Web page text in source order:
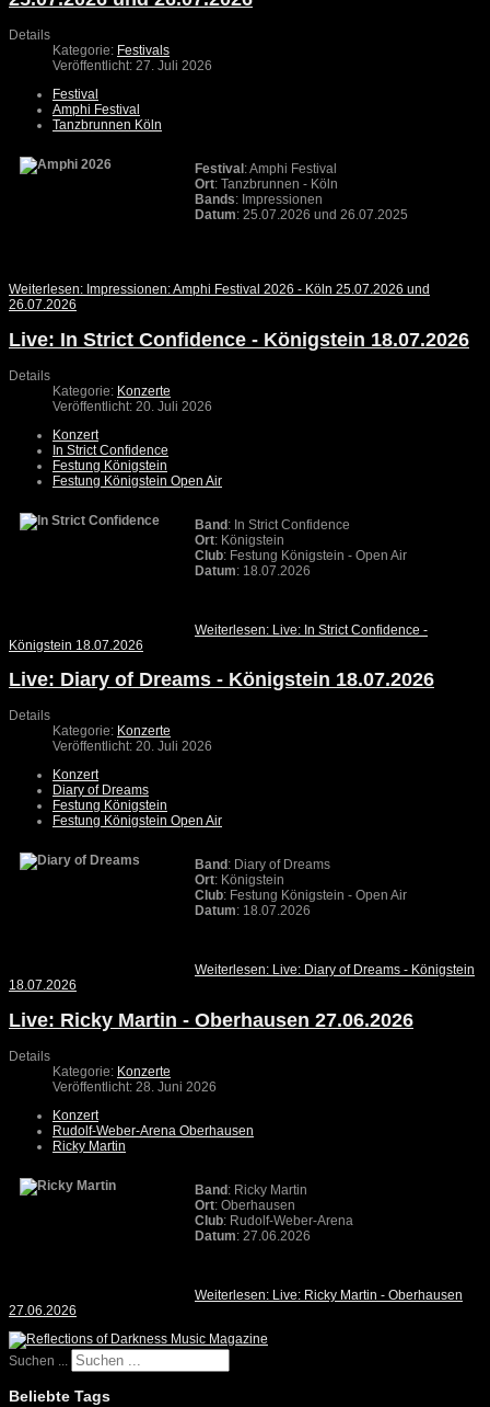
Details
Kategorie: Festivals
Veröffentlicht: 27. Juli 2026
Festival
Amphi Festival
Tanzbrunnen Köln
Festival: Amphi Festival
Ort: Tanzbrunnen - Köln
Bands: Impressionen
Datum: 25.07.2026 und 26.07.2025
Weiterlesen: Impressionen: Amphi Festival 2026 - Köln 25.07.2026 und
26.07.2026
Live: In Strict Confidence - Königstein 18.07.2026
Details
Kategorie: Konzerte
Veröffentlicht: 20. Juli 2026
Konzert
In Strict Confidence
Festung Königstein
Festung Königstein Open Air
Band: In Strict Confidence
Ort: Königstein
Club: Festung Königstein - Open Air
Datum: 18.07.2026
Weiterlesen: Live: In Strict Confidence -
Königstein 18.07.2026
Live: Diary of Dreams - Königstein 18.07.2026
Details
Kategorie: Konzerte
Veröffentlicht: 20. Juli 2026
Konzert
Diary of Dreams
Festung Königstein
Festung Königstein Open Air
Band : Diary of Dreams
Ort: Königstein
Club: Festung Königstein - Open Air
Datum: 18.07.2026
Weiterlesen: Live: Diary of Dreams - Königstein
18.07.2026
Live: Ricky Martin - Oberhausen 27.06.2026
Details
Kategorie: Konzerte
Veröffentlicht: 28. Juni 2026
Konzert
Rudolf-Weber-Arena Oberhausen
Ricky Martin
Band : Ricky Martin
Ort: Oberhausen
Club: Rudolf-Weber-Arena
Datum: 27.06.2026
Weiterlesen: Live: Ricky Martin - Oberhausen
27.06.2026
Suchen ...
Beliebte Tags